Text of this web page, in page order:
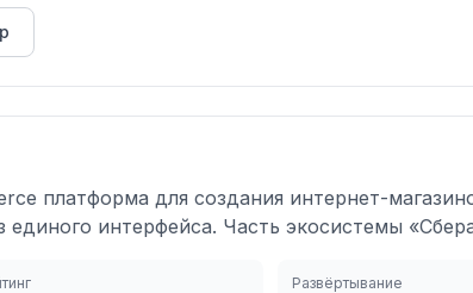
платформа для создания интернет-
интерфейса. Часть экосистемы
Развёртывание